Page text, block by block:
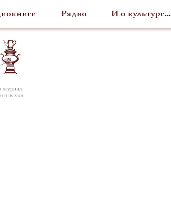
Радио И о культуре...
журнал
и погоды